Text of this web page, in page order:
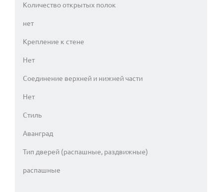
Количество открытых полок
нет
Крепление к стене
Нет
Соединение верхней и нижней части
Нет
Стиль
Аванград
Тип дверей (распашные, раздвижные)
распашные